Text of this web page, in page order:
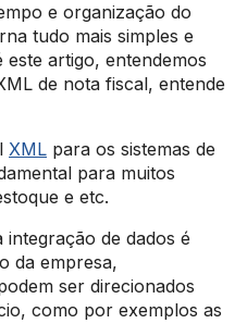
e organização do
tudo mais simples e
artigo, entendemos
de nota fiscal, entende
XML para os sistemas de
para muitos
e etc.
integração de dados é
da empresa,
ser direcionados
como por exemplos as